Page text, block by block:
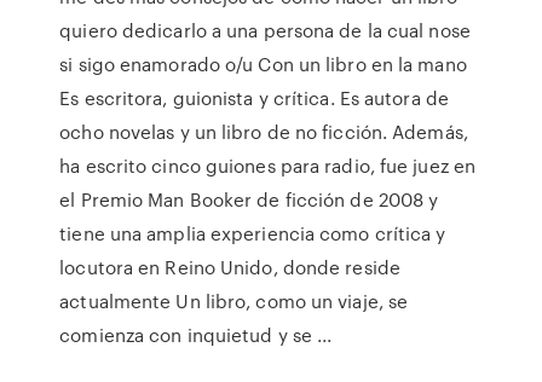
quiero dedicarlo a una persona de la cual nose
si sigo enamorado o/u Con un libro en la mano
Es escritora, guionista y crítica. Es autora de
ocho novelas y un libro de no ficción. Además,
ha escrito cinco guiones para radio, fue juez en
el Premio Man Booker de ficción de 2008 y
tiene una amplia experiencia como crítica y
locutora en Reino Unido, donde reside
actualmente Un libro, como un viaje, se
comienza con inquietud y se ...